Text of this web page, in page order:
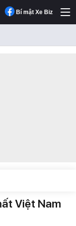
Bí mật Xe Biz
Việt Nam